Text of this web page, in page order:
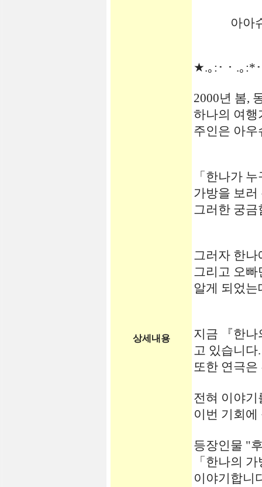
상세내용
아아슈
★.｡:･・.｡:*
2000년 봄,
하나의 여행
주인은 아우
「한나가
가방을 보러
그러한 궁금
그러자 한나
그리고 오
알게 되었는
지금 『한나
고 있습니다.
또한 연극은
전혀 이야
이번 기회
등장인물 "
「한나의
이야기합니